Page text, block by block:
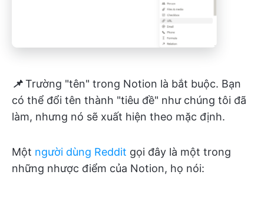
📌Trường "tên" trong Notion là bắt buộc. Bạn
có thể đổi tên thành "tiêu đề" như chúng tôi đã
làm, nhưng nó sẽ xuất hiện theo mặc định.
Một người dùng Reddit gọi đây là một trong
những nhược điểm của Notion, họ nói: